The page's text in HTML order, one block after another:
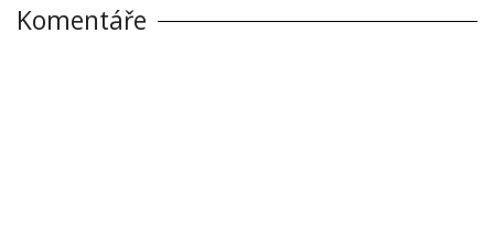
Komentáře